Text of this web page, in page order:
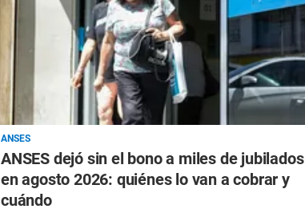
ANSES
ANSES dejó sin el bono a miles de jubilados
en agosto 2026: quiénes lo van a cobrar y
cuándo